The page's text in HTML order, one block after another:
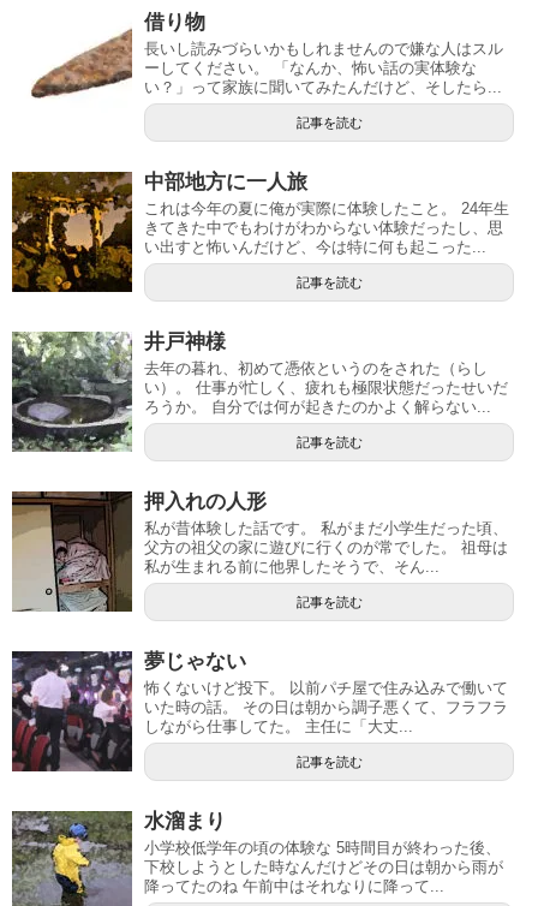
借り物
長いし読みづらいかもしれませんので嫌な人はスル
ーしてください。 「なんか、怖い話の実体験な
い？」って家族に聞いてみたんだけど、そしたら...
記事を読む
中部地方に一人旅
これは今年の夏に俺が実際に体験したこと。 24年生
きてきた中でもわけがわからない体験だったし、思
い出すと怖いんだけど、今は特に何も起こった...
記事を読む
井戸神様
去年の暮れ、初めて憑依というのをされた（らし
い）。 仕事が忙しく、疲れも極限状態だったせいだ
ろうか。 自分では何が起きたのかよく解らない...
記事を読む
押入れの人形
私が昔体験した話です。 私がまだ小学生だった頃、
父方の祖父の家に遊びに行くのが常でした。 祖母は
私が生まれる前に他界したそうで、そん...
記事を読む
夢じゃない
怖くないけど投下。 以前パチ屋で住み込みで働いて
いた時の話。 その日は朝から調子悪くて、フラフラ
しながら仕事してた。 主任に「大丈...
記事を読む
水溜まり
小学校低学年の頃の体験な 5時間目が終わった後、
下校しようとした時なんだけどその日は朝から雨が
降ってたのね 午前中はそれなりに降って...